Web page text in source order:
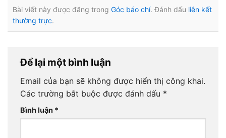
Bài viết này được đăng trong Góc báo chí. Đánh dấu liên kết
thường trực.
Để lại một bình luận
Email của bạn sẽ không được hiển thị công khai.
Các trường bắt buộc được đánh dấu *
Bình luận *